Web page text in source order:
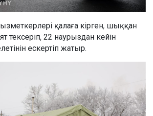
қалаға кірген, шыққан
тексеріп, 22 наурыздан кейін
ескертіп жатыр.